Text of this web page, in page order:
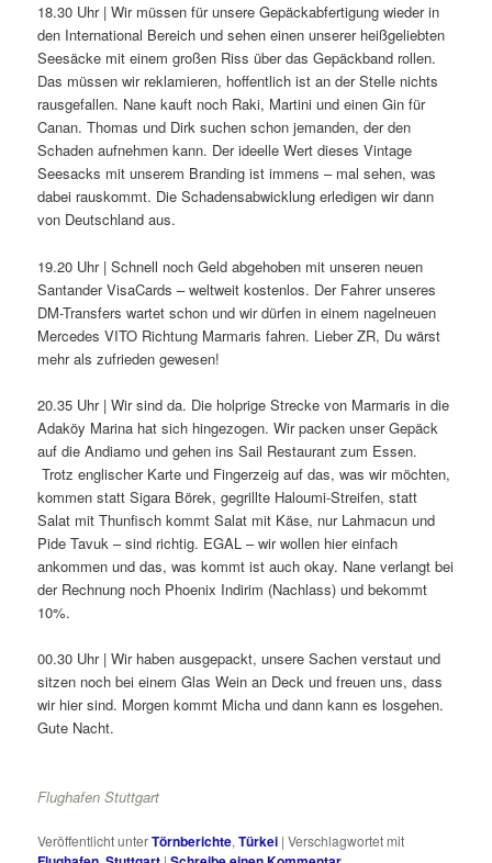
18.30 Uhr | Wir müssen für unsere Gepäckabfertigung wieder in
den International Bereich und sehen einen unserer heißgeliebten
Seesäcke mit einem großen Riss über das Gepäckband rollen.
Das müssen wir reklamieren, hoffentlich ist an der Stelle nichts
rausgefallen. Nane kauft noch Raki, Martini und einen Gin für
Canan. Thomas und Dirk suchen schon jemanden, der den
Schaden aufnehmen kann. Der ideelle Wert dieses Vintage
Seesacks mit unserem Branding ist immens – mal sehen, was
dabei rauskommt. Die Schadensabwicklung erledigen wir dann
von Deutschland aus.
19.20 Uhr | Schnell noch Geld abgehoben mit unseren neuen
Santander VisaCards – weltweit kostenlos. Der Fahrer unseres
DM-Transfers wartet schon und wir dürfen in einem nagelneuen
Mercedes VITO Richtung Marmaris fahren. Lieber ZR, Du wärst
mehr als zufrieden gewesen!
20.35 Uhr | Wir sind da. Die holprige Strecke von Marmaris in die
Adaköy Marina hat sich hingezogen. Wir packen unser Gepäck
auf die Andiamo und gehen ins Sail Restaurant zum Essen.
Trotz englischer Karte und Fingerzeig auf das, was wir möchten,
kommen statt Sigara Börek, gegrillte Haloumi-Streifen, statt
Salat mit Thunfisch kommt Salat mit Käse, nur Lahmacun und
Pide Tavuk – sind richtig. EGAL – wir wollen hier einfach
ankommen und das, was kommt ist auch okay. Nane verlangt bei
der Rechnung noch Phoenix Indirim (Nachlass) und bekommt
10%.
00.30 Uhr | Wir haben ausgepackt, unsere Sachen verstaut und
sitzen noch bei einem Glas Wein an Deck und freuen uns, dass
wir hier sind. Morgen kommt Micha und dann kann es losgehen.
Gute Nacht.
Flughafen Stuttgart
Veröffentlicht unterTörnberichte,Türkei |Verschlagwortet mit